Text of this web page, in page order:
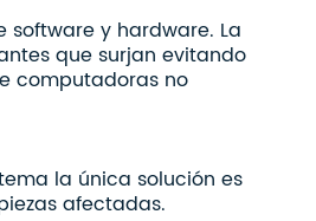
y hardware. La
que surjan evitando
computadoras no
la única solución es
afectadas.